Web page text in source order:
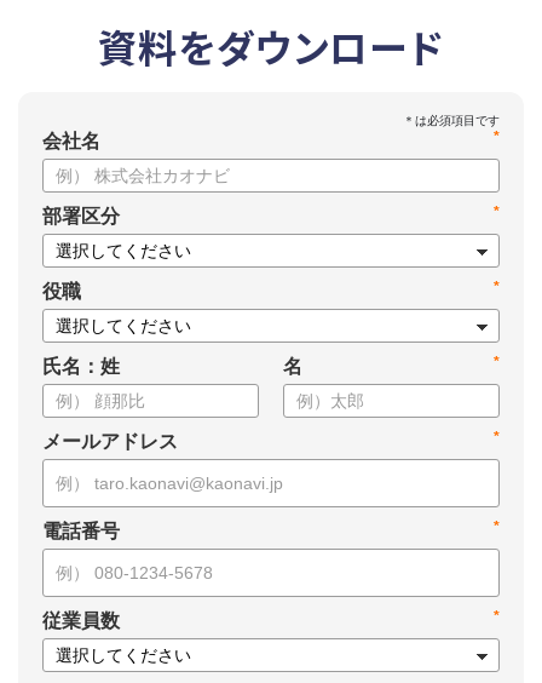
資料をダウンロード
*
会社名
*
部署区分
*
役職
氏名：姓 *
名
*
メールアドレス
*
電話番号
*
従業員数